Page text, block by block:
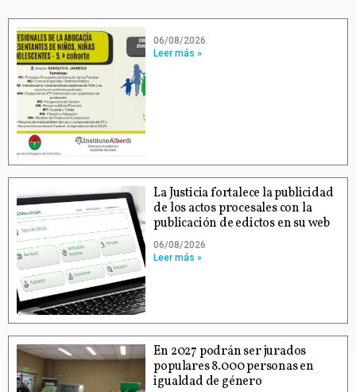
06/08/2026
Leer más »
La Justicia fortalece la publicidad
de los actos procesales con la
publicación de edictos en su web
06/08/2026
Leer más »
En 2027 podrán ser jurados
populares 8.000 personas en
igualdad de género